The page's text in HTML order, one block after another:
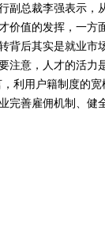
总裁李强表示，
价值的发挥，一方
背后其实是就业市
注意，人才的活力
用户籍制度的宽
完善雇佣机制、健